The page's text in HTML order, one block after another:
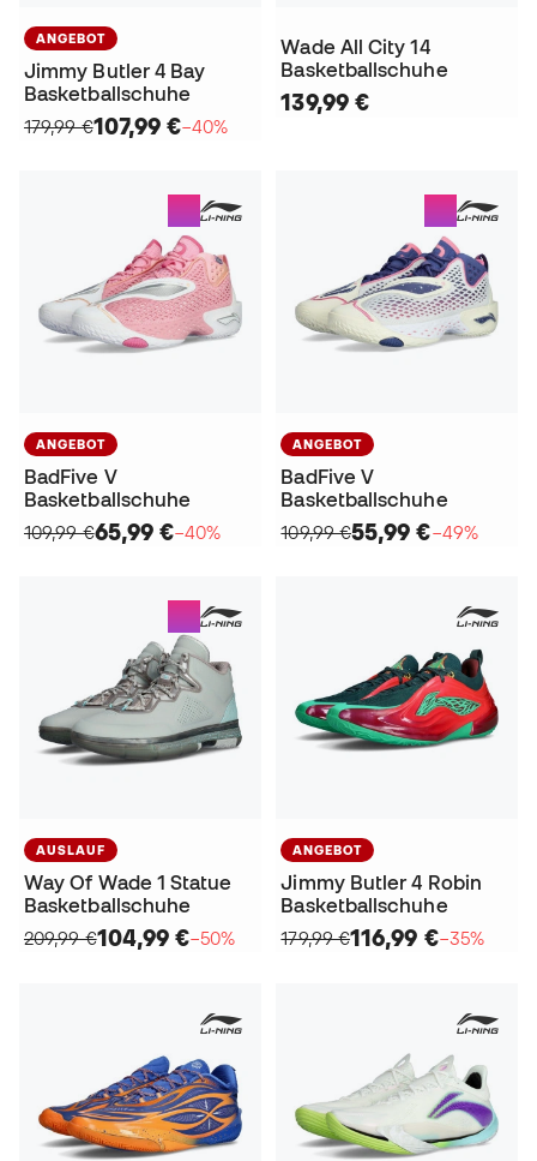
ANGEBOT
Jimmy Butler 4 Bay
Basketballschuhe
179,99 €107,99 €−40%
Wade All City 14
Basketballschuhe
139,99 €
ANGEBOT
BadFive V
Basketballschuhe
109,99 €65,99 €−40%
ANGEBOT
BadFive V
Basketballschuhe
109,99 €55,99 €−49%
AUSLAUF
Way Of Wade 1 Statue
Basketballschuhe
209,99 €104,99 €−50%
ANGEBOT
Jimmy Butler 4 Robin
Basketballschuhe
179,99 €116,99 €−35%